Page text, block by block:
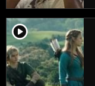
player2